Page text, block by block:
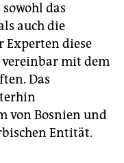
das
auch die
Experten diese
mit dem
Das
von Bosnien und
Entität.